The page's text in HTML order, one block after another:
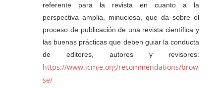
referente para la revista en cuanto a la
perspectiva amplia, minuciosa, que da sobre el
proceso de publicación de una revista científica y
las buenas prácticas que deben guiar la conducta
de editores, autores y revisores:
https://www.icmje.org/recommendations/brow
se/